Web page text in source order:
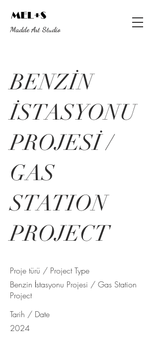
Madde Art Studio
BENZİN
İSTASYONU
PROJESİ /
GAS
STATION
PROJECT
Proje türü / Project Type
Benzin İstasyonu Projesi / Gas Station
Project
Tarih / Date
2024